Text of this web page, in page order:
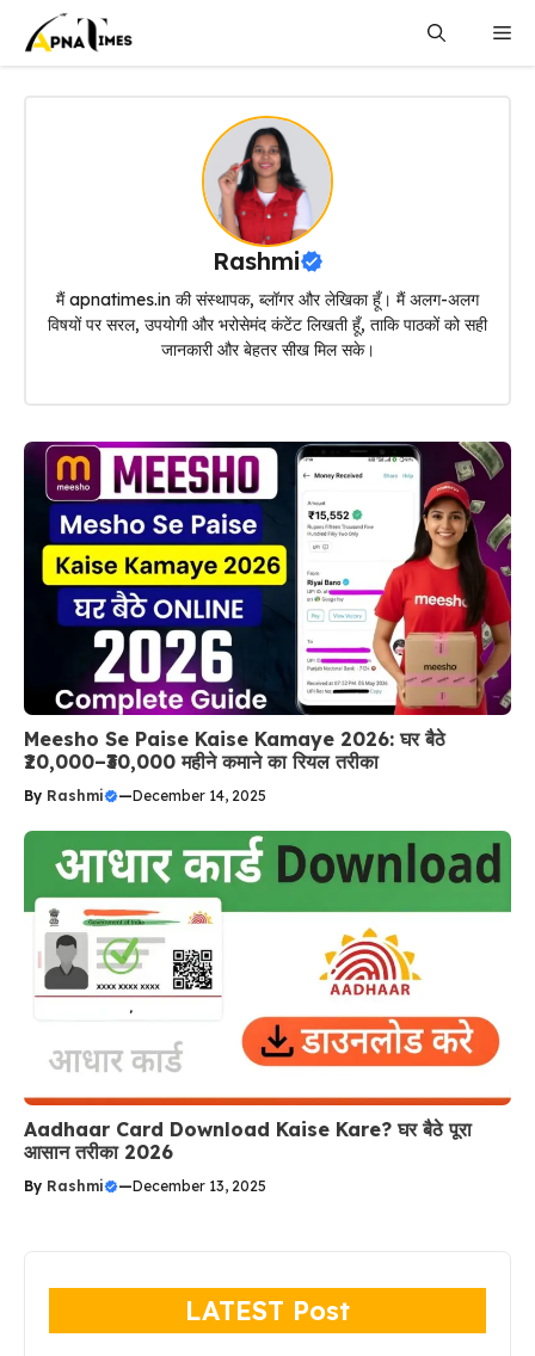
content
Rashmi
मैं apnatimes.in की संस्थापक, ब्लॉगर और लेखिका हूँ। मैं अलग-अलग
विषयों पर सरल, उपयोगी और भरोसेमंद कंटेंट लिखती हूँ, ताकि पाठकों को सही
जानकारी और बेहतर सीख मिल सके।
Meesho Se Paise Kaise Kamaye 2026: घर बैठे
₹20,000–₹30,000 महीने कमाने का रियल तरीका
By Rashmi —December 14, 2025
Aadhaar Card Download Kaise Kare? घर बैठे पूरा
आसान तरीका 2026
By Rashmi —December 13, 2025
LATEST Post